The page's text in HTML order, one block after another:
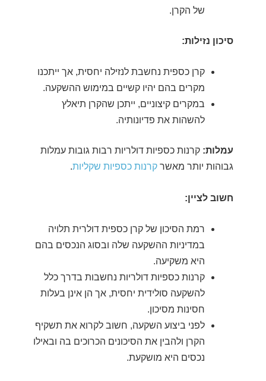
של הקרן.
סיכון נזילות:
קרן כספית נחשבת לנזילה יחסית, אך ייתכנו
מקרים בהם יהיו קשיים במימוש ההשקעה.
במקרים קיצוניים, ייתכן שהקרן תיאלץ
להשהות את פדיונותיה.
עמלות: קרנות כספיות דולריות רבות גובות עמלות
גבוהות יותר מאשר קרנות כספיות שקליות.
חשוב לציין:
רמת הסיכון של קרן כספית דולרית תלויה
במדיניות ההשקעה שלה ובסוג הנכסים בהם
היא משקיעה.
קרנות כספיות דולריות נחשבות בדרך כלל
להשקעה סולידית יחסית, אך הן אינן בעלות
חסינות מסיכון.
לפני ביצוע השקעה, חשוב לקרוא את תשקיף
הקרן ולהבין את הסיכונים הכרוכים בה ובאילו
נכסים היא מושקעת.